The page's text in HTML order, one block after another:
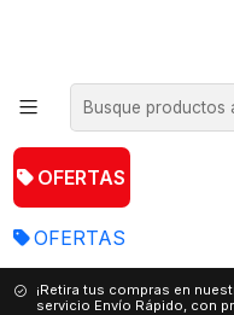
OFERTAS
OFERTAS
¡Retira tus compras en
servicio Envío Rápido, con